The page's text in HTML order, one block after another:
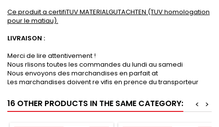
Ce produit a certifiTUV MATERIALGUTACHTEN (TUV homologation
pour le matiau).
LIVRAISON :
Merci de lire attentivement !
Nous rlisons toutes les commandes du lundi au samedi
Nous envoyons des marchandises en parfait at
Les marchandises doivent re vifis en prence du transporteur
16 OTHER PRODUCTS IN THE SAME CATEGORY: >
<